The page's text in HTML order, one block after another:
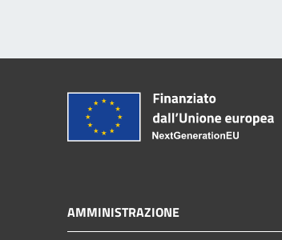
AMMINISTRAZIONE